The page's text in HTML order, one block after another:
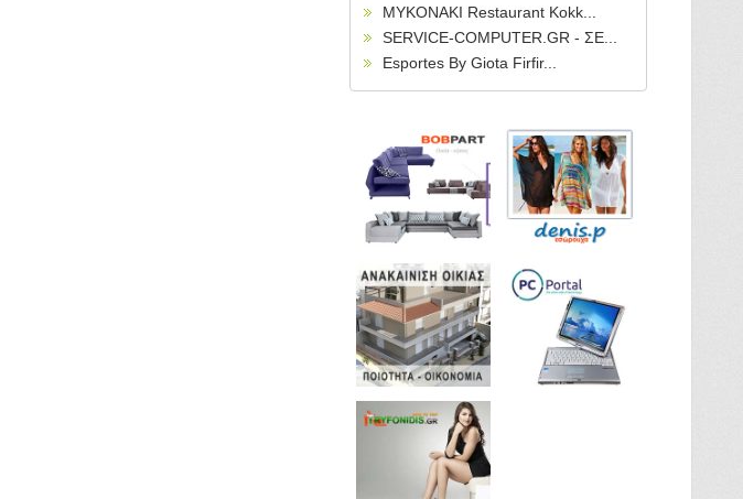
MYKONAKI Restaurant Kokk...
SERVICE-COMPUTER.GR - ΣΕ...
Esportes By Giota Firfir...